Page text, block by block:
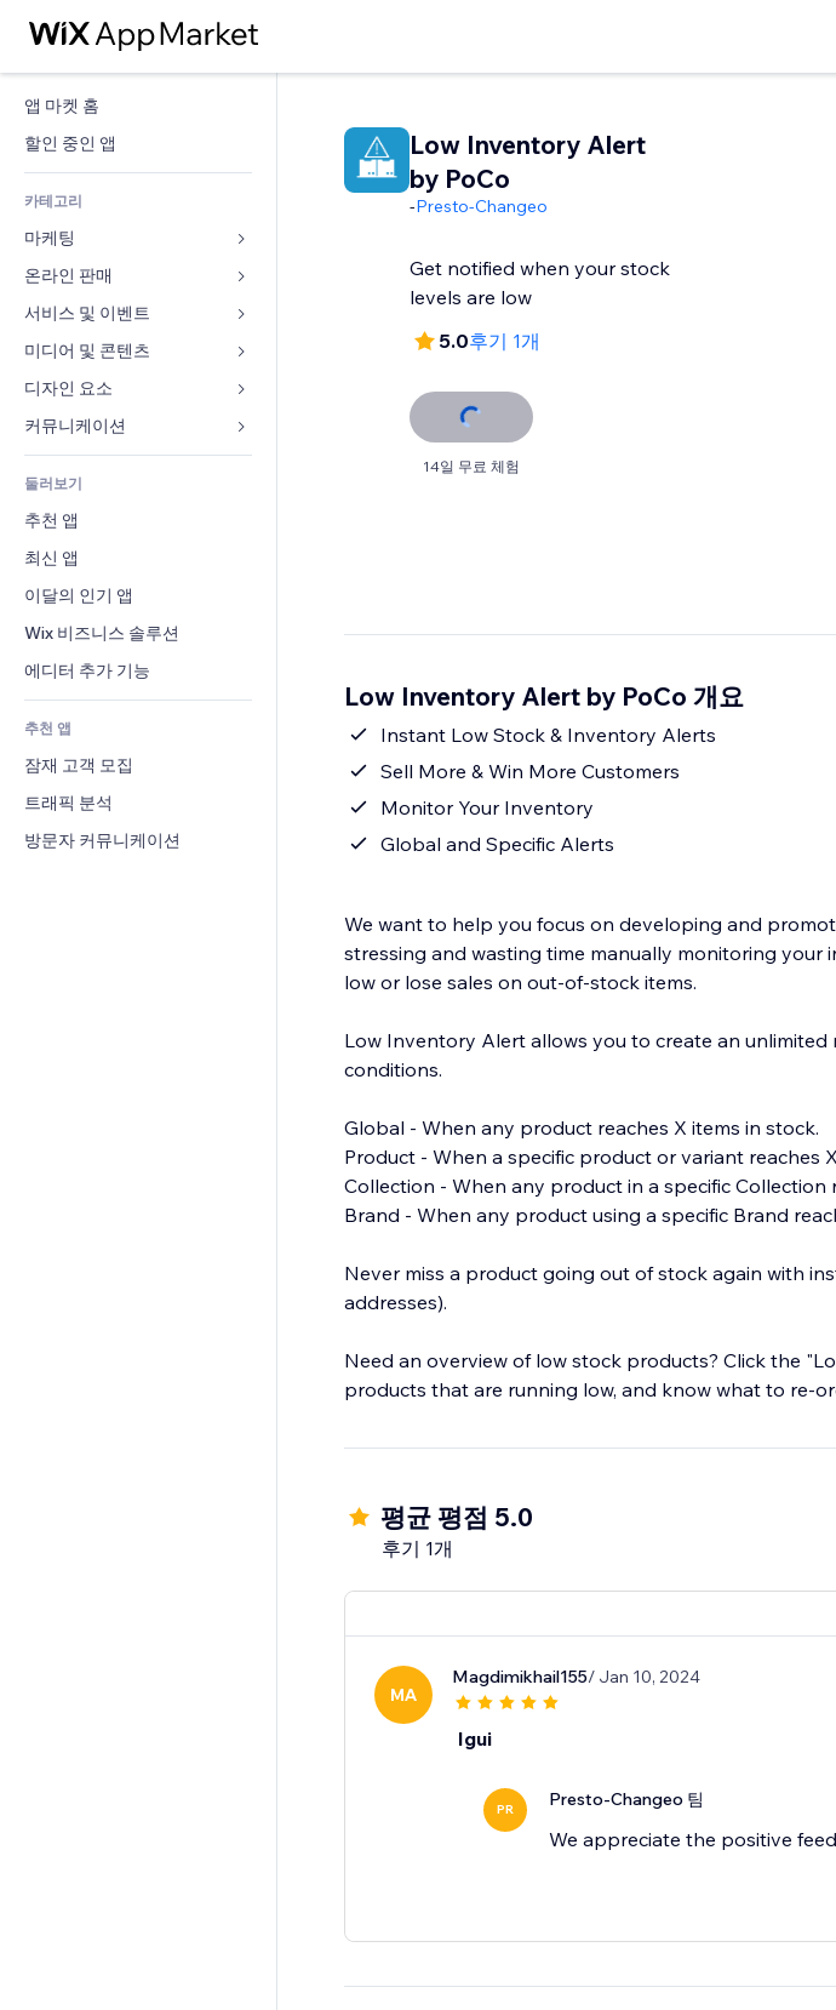
앱 마켓 홈
할인 중인 앱
카테고리
마케팅
광고
모바일
사이트 통계
사이트 목록
이메일
온라인 판매
쇼핑몰 관련 앱
배송
판매 버튼
회계
쿠폰 및 로열티
창고 서비스
식품 및 음료
서비스 및 이벤트
호텔
이벤트
음식점
부동산
예약
미디어 및 콘텐츠
갤러리
뮤직
팟캐스트
사진
동영상
PDF
파일 공유
소식
디자인 요소
지도 및 내비게이션
개인정보 및 보안
시계
페이지 템플릿
이미지 효과
버튼 & 메뉴
배너 및 배지
계산기
검색
일기예보
차트 및 표
양식
블로그
설문
채팅
메모
전화번호
커뮤니티
평가와 후기
CRM
둘러보기
추천 앱
최신 앱
이달의 인기 앱
Wix 비즈니스 솔루션
에디터 추가 기능
추천 앱
잠재 고객 모집
트래픽 분석
방문자 커뮤니케이션
Low Inventory Alert
by PoCo
-Presto-Changeo
Get notified when your stock
levels are low
5.0후기 1개
14일 무료 체험
Low Inventory Alert by PoCo 개요
Instant Low Stock & Inventory Alerts
Sell More & Win More Customers
Monitor Your Inventory
Global and Specific Alerts
We want to help you focus on developing and
stressing and wasting time manually monitoring
low or lose sales on out-of-stock items.
Low Inventory Alert allows you to create an
conditions.
Global - When any product reaches X items in stock.
Product - When a specific product or variant reaches
Collection - When any product in a specific Collection
Brand - When any product using a specific Brand
Never miss a product going out of stock again with
addresses).
Need an overview of low stock products? Click the
products that are running low, and know what to re-
평균 평점 5.0
후기 1개
MA
Magdimikhail155/ Jan 10, 2024
Igui
PR Presto-Changeo 팀
We appreciate the positive